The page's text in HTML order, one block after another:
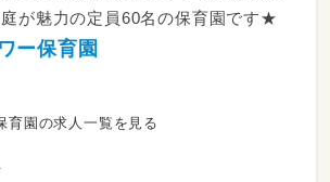
が魅力の定員60名の保育園です★
ー保育園
育園の求人一覧を見る